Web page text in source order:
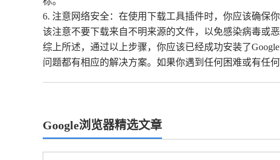
6. 注意网络安全：在使用下载工具插件时，你应该确保
该注意不要下载来自不明来源的文件，以免感染病毒或恶
综上所述，通过以上步骤，你应该已经成功安装了
问题都有相应的解决方案。如果你遇到任何困难或有任
Google浏览器精选文章